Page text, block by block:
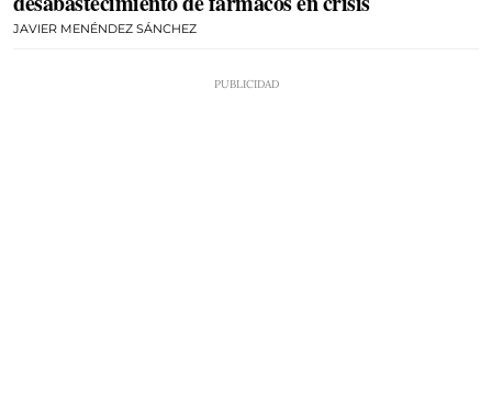
JAVIER MENÉNDEZ SÁNCHEZ